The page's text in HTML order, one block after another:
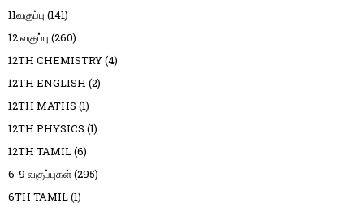
11வகுப்பு (141)
12 வகுப்பு (260)
12TH CHEMISTRY(4)
12TH ENGLISH (2)
12TH MATHS (1)
12TH PHYSICS (1)
12TH TAMIL(6)
6-9 வகுப்புகள்(295)
6TH TAMIL(1)